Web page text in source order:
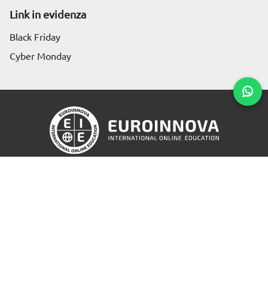
Richiedi informazioni
Link in evidenza
Black Friday
Cyber Monday